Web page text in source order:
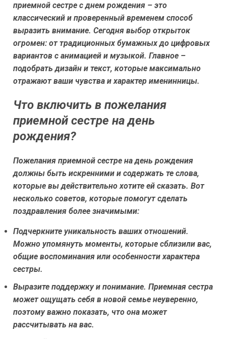
приемной сестре с днем рождения – это
классический и проверенный временем способ
выразить внимание. Сегодня выбор открыток
огромен: от традиционных бумажных до цифровых
вариантов с анимацией и музыкой. Главное –
подобрать дизайн и текст, которые максимально
отражают ваши чувства и характер именинницы.
Что включить в пожелания
приемной сестре на день
рождения?
Пожелания приемной сестре на день рождения
должны быть искренними и содержать те слова,
которые вы действительно хотите ей сказать. Вот
несколько советов, которые помогут сделать
поздравления более значимыми:
Подчеркните уникальность ваших отношений.
Можно упомянуть моменты, которые сблизили вас,
общие воспоминания или особенности характера
сестры.
Выразите поддержку и понимание. Приемная сестра
может ощущать себя в новой семье неуверенно,
поэтому важно показать, что она может
рассчитывать на вас.